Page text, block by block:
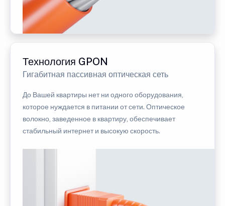
Технология GPON
Гигабитная пассивная оптическая сеть
До Вашей квартиры нет ни одного оборудования,
которое нуждается в питании от сети. Оптическое
волокно, заведенное в квартиру, обеспечивает
стабильный интернет и высокую скорость.